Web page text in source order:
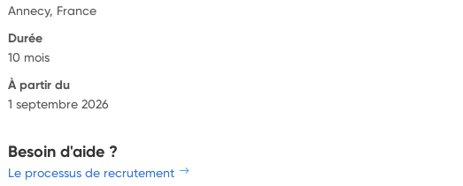
Annecy, France
Durée
10 mois
À partir du
1 septembre 2026
Besoin d'aide ?
Le processus de recrutement